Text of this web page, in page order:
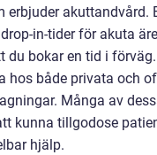
erbjuder akuttandvård.
in-tider för akuta
du bokar en tid i
hos både privata och
Många av
kunna tillgodose
hjälp.